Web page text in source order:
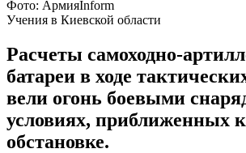
Фото: АрмияInform
Учения в Киевской области
Расчеты самоходно-
батареи в ходе
вели огонь боевыми
условиях, приближенных
обстановке.